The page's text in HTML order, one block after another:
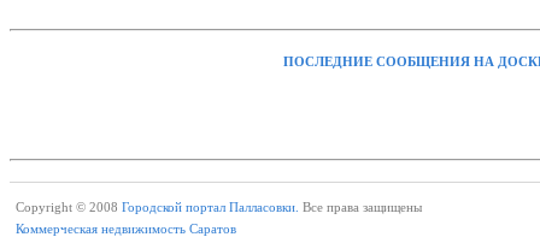
ПОСЛЕДНИЕ СООБЩЕНИЯ НА
Copyright © 2008 Городской портал Палласовки. Все права защищены
Коммерческая недвижимость Саратов